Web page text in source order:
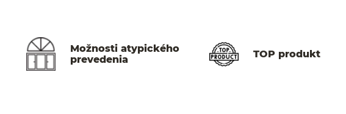
Možnosti atypického
prevedenia
TOP produkt